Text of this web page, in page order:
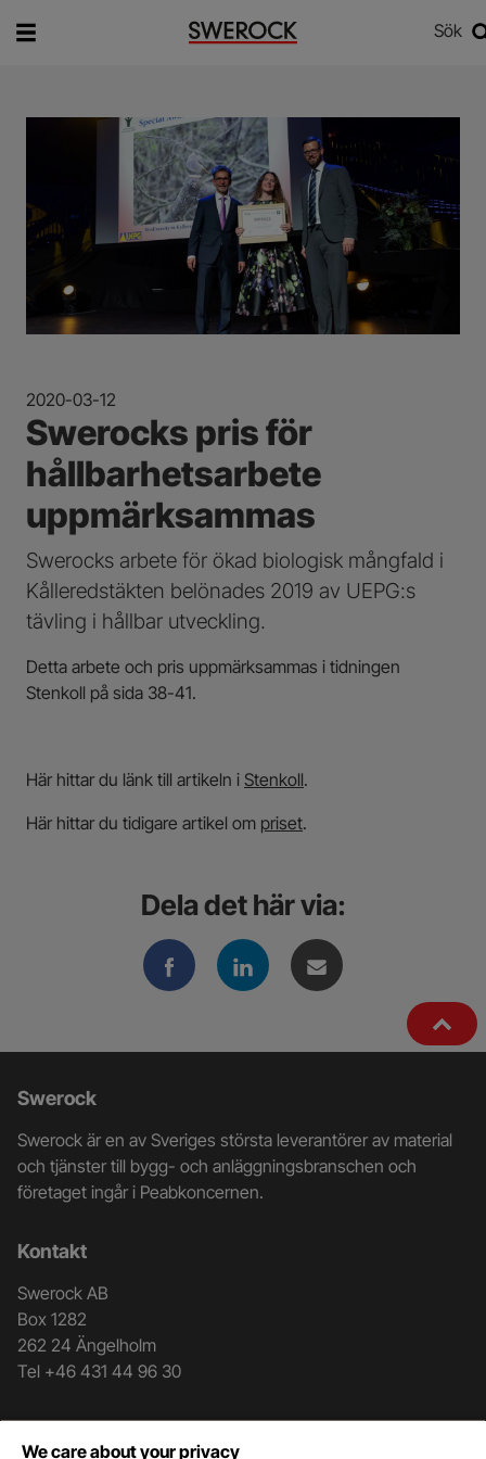
Sök
2020-03-12
Swerocks pris för
hållbarhetsarbete
uppmärksammas
Swerocks arbete för ökad biologisk mångfald i
Kålleredstäkten belönades 2019 av UEPG:s
tävling i hållbar utveckling.
Detta arbete och pris uppmärksammas i tidningen
Stenkoll på sida 38-41.
Här hittar du länk till artikeln i Stenkoll.
Här hittar du tidigare artikel om priset.
Dela det här via:
Ytterligare
information
och
kontaktuppgifter
Swerock
Swerock är en av Sveriges största leverantörer av material
och tjänster till bygg- och anläggningsbranschen och
företaget ingår i Peabkoncernen.
Kontakt
Swerock AB
Box 1282
262 24 Ängelholm
Tel +46 431 44 96 30
We care about your privacy